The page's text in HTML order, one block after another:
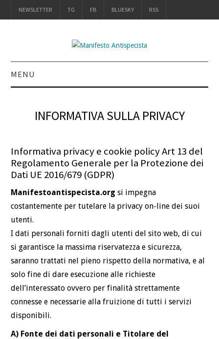
NEWSLETTER TG FB BLUESKY RSS
MENU
IL LIBRO
ACQUISTALO
DEFINIZIONI
CHI
BLOG
CONTATTI
INFORMATIVA SULLA PRIVACY
Informativa privacy e cookie policy Art 13 del
Regolamento Generale per la Protezione dei
Dati UE 2016/679 (GDPR)
Manifestoantispecista.org si impegna
costantemente per tutelare la privacy on-line dei suoi
utenti.
I dati personali forniti dagli utenti del sito web, di cui
si garantisce la massima riservatezza e sicurezza,
saranno trattati nel pieno rispetto della normativa, e al
solo fine di dare esecuzione alle richieste
dell’interessato ovvero per finalità strettamente
connesse e necessarie alla fruizione di tutti i servizi
disponibili.
A) Fonte dei dati personali e Titolare del